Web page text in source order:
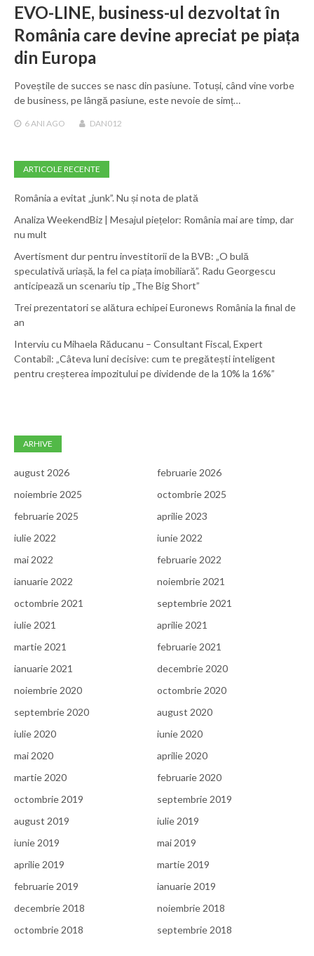
EVO-LINE, business-ul dezvoltat în
România care devine apreciat pe piața
din Europa
Poveștile de succes se nasc din pasiune. Totuși, când vine vorbe
de business, pe lângă pasiune, este nevoie de simț…
6 ANI AGO DAN012
ARTICOLE RECENTE
România a evitat „junk”. Nu și nota de plată
Analiza WeekendBiz | Mesajul piețelor: România mai are timp, dar
nu mult
Avertisment dur pentru investitorii de la BVB: „O bulă
speculativă uriașă, la fel ca piața imobiliară”. Radu Georgescu
anticipează un scenariu tip „The Big Short”
Trei prezentatori se alătura echipei Euronews România la final de
an
Interviu cu Mihaela Răducanu – Consultant Fiscal, Expert
Contabil: „Câteva luni decisive: cum te pregătești inteligent
pentru creșterea impozitului pe dividende de la 10% la 16%”
ARHIVE
august 2026
februarie 2026
noiembrie 2025
octombrie 2025
februarie 2025
aprilie 2023
iulie 2022
iunie 2022
mai 2022
februarie 2022
ianuarie 2022
noiembrie 2021
octombrie 2021
septembrie 2021
iulie 2021
aprilie 2021
martie 2021
februarie 2021
ianuarie 2021
decembrie 2020
noiembrie 2020
octombrie 2020
septembrie 2020
august 2020
iulie 2020
iunie 2020
mai 2020
aprilie 2020
martie 2020
februarie 2020
octombrie 2019
septembrie 2019
august 2019
iulie 2019
iunie 2019
mai 2019
aprilie 2019
martie 2019
februarie 2019
ianuarie 2019
decembrie 2018
noiembrie 2018
octombrie 2018
septembrie 2018